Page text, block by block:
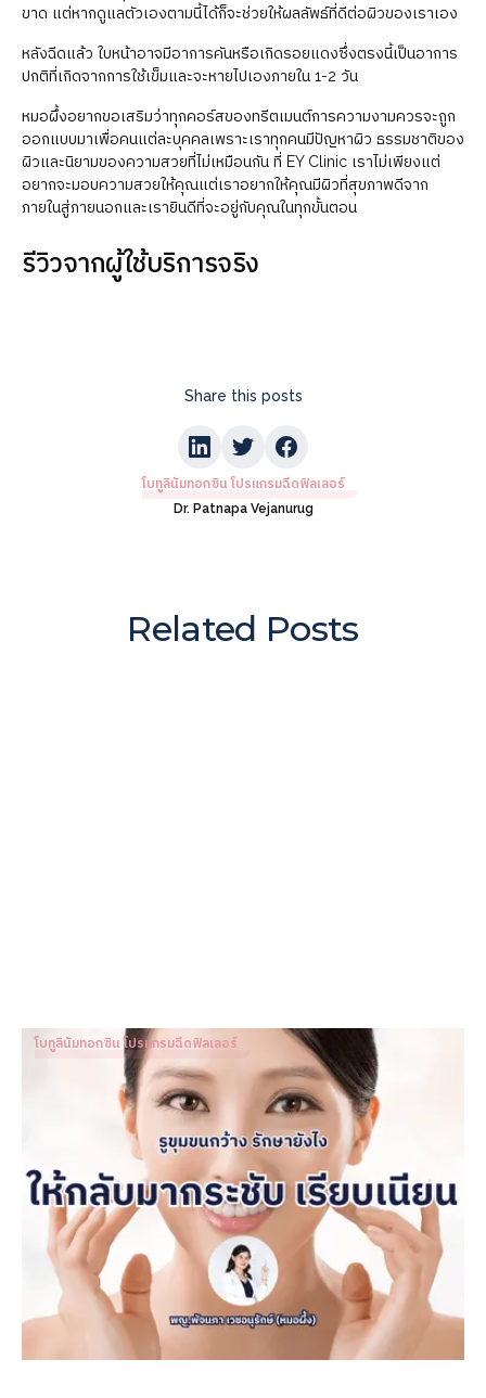
ขาด แต่หากดูแลตัวเองตามนี้ได้ก็จะช่วยให้ผลลัพธ์ที่ดีต่อผิวของเราเอง
หลังฉีดแล้ว ใบหน้าอาจมีอาการคันหรือเกิดรอยแดงซึ่งตรงนี้เป็นอาการ
ปกติที่เกิดจากการใช้เข็มและจะหายไปเองภายใน 1-2 วัน
หมอผึ้งอยากขอเสริมว่าทุกคอร์สของทรีตเมนต์การความงามควรจะถูก
ออกแบบมาเพื่อคนแต่ละบุคคลเพราะเราทุกคนมีปัญหาผิว ธรรมชาติของ
ผิวและนิยามของความสวยที่ไม่เหมือนกัน ที่ EY Clinic เราไม่เพียงแต่
อยากจะมอบความสวยให้คุณแต่เราอยากให้คุณมีผิวที่สุขภาพดีจาก
ภายในสู่ภายนอกและเรายินดีที่จะอยู่กับคุณในทุกขั้นตอน
รีวิวจากผู้ใช้บริการจริง
Share this posts
โบทูลินัมทอกซิน โปรแกรมฉีดฟิลเลอร์
Dr. Patnapa Vejanurug
Related Posts
โบทูลินัมทอกซิน โปรแกรมฉีดฟิลเลอร์
รูขุมขนกว้าง รักษายังไงให้กลับมากระชับ เรียบเนียน
Dr. Patnapa Vejanurug